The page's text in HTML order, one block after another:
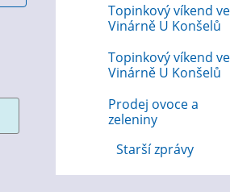
Topinkový víkend ve
Vinárně U Konšelů
Topinkový víkend ve
Vinárně U Konšelů
Prodej ovoce a
zeleniny
Starší zprávy